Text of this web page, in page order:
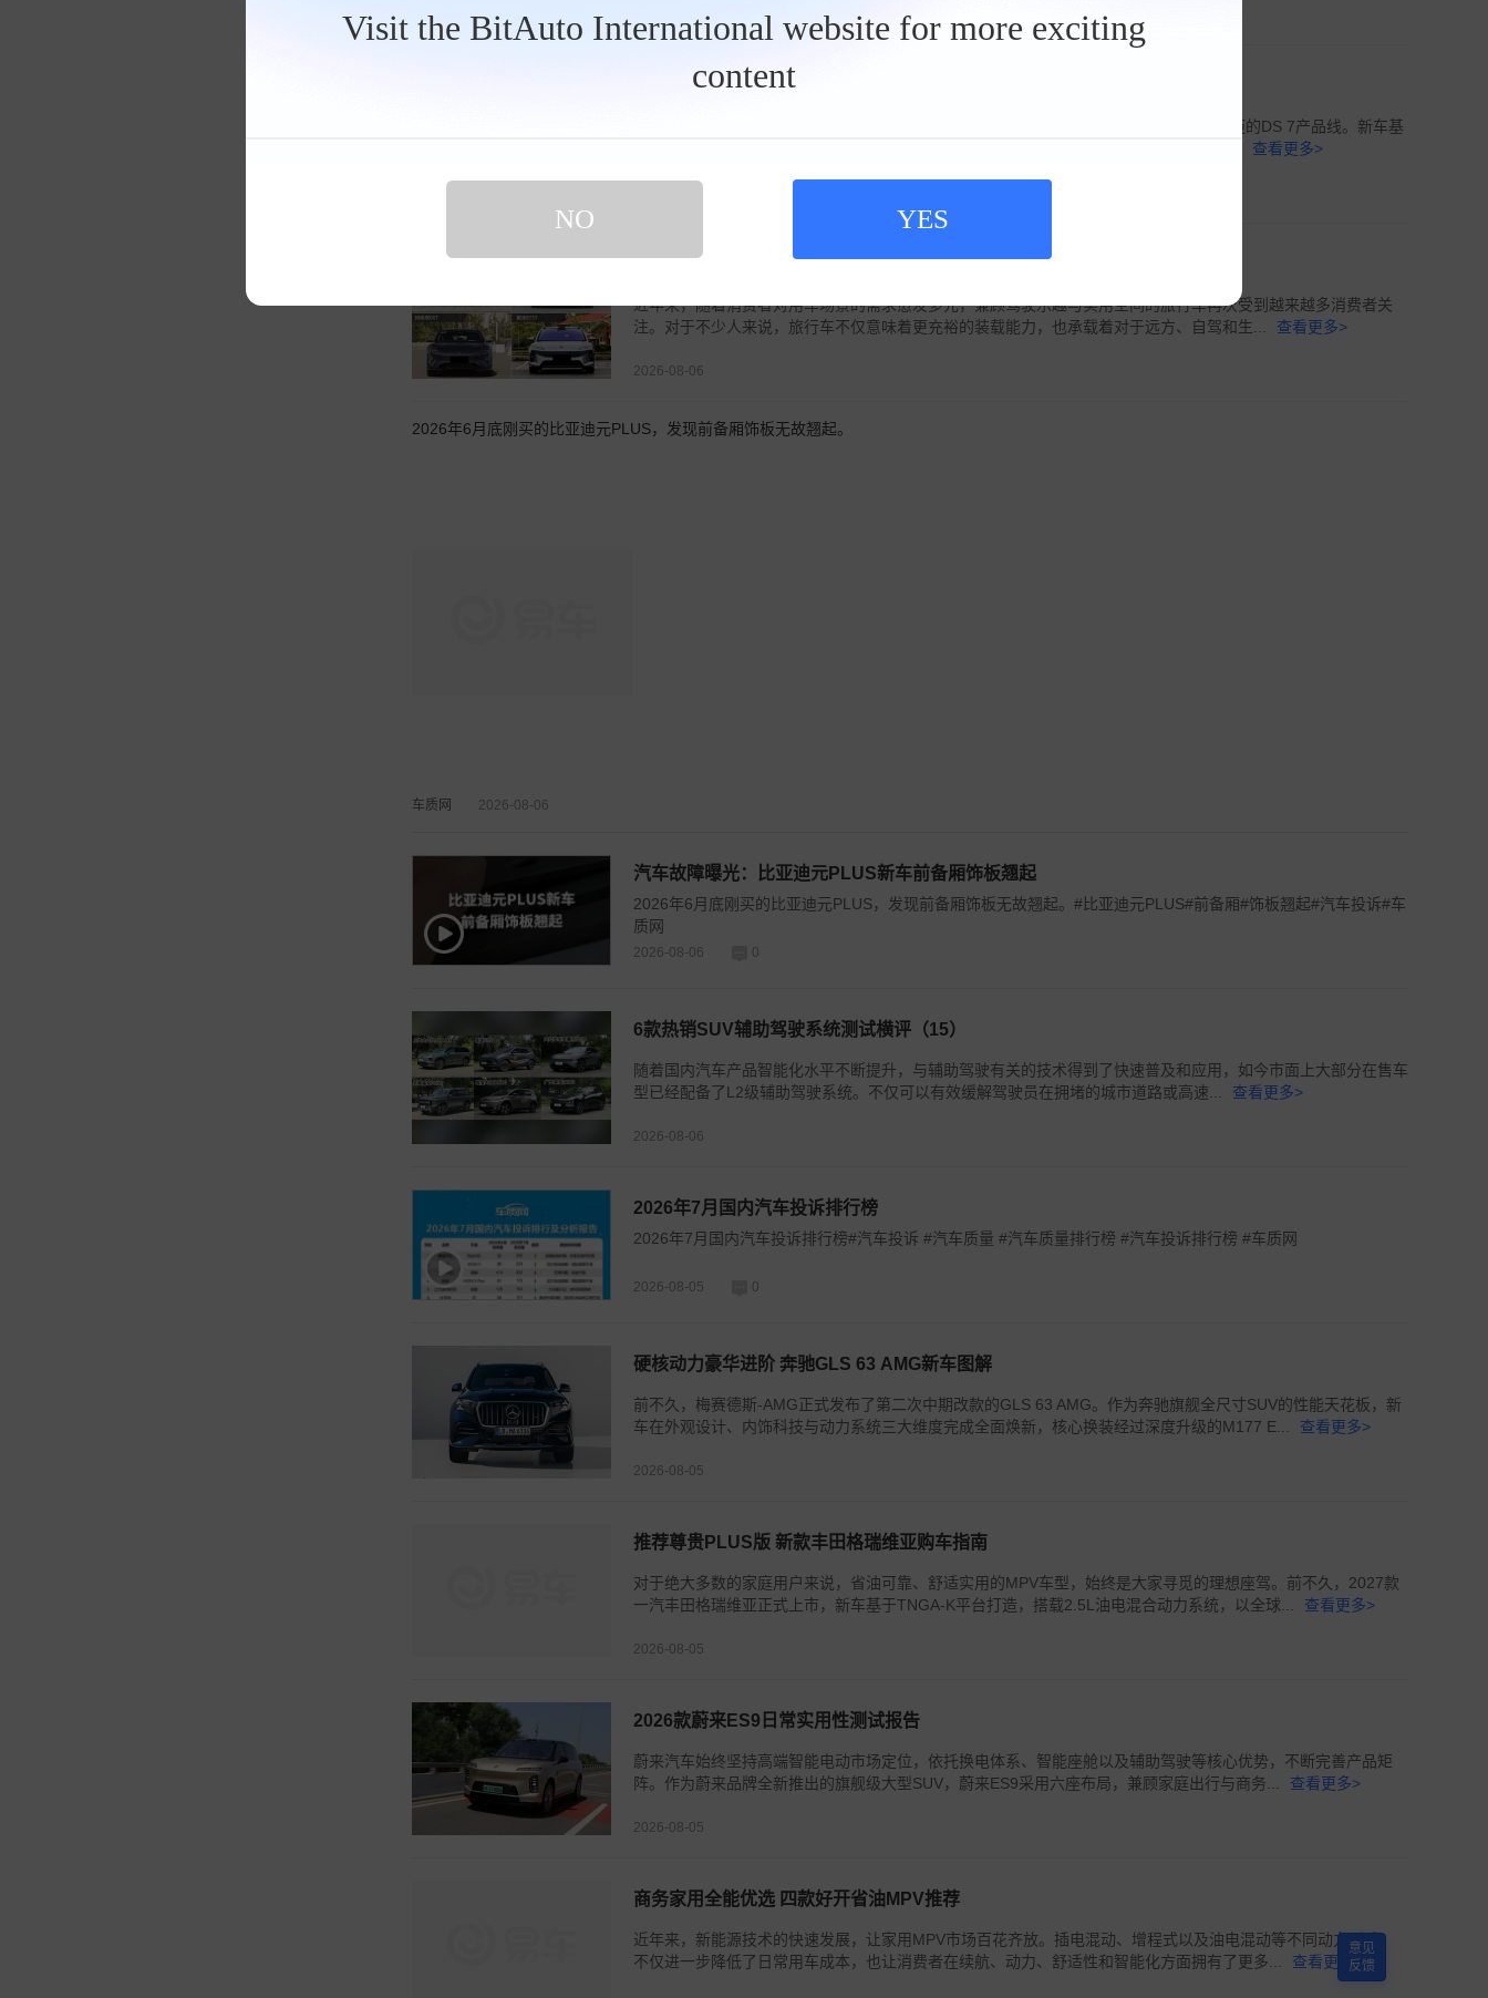
Visit the BitAuto International website for more exciting
content
NO YES
法式轻奢 DS N°7 E-Tense纯电版新车图解
作为法系豪华品牌DS Automobiles的全新力作，DS N°7 E-Tense未来将接替已经日渐老迈的DS 7产品线。新车基
查看更多>
满足你的诗和远方 四款纯电中型旅行车推荐
近年来，随着消费者对用车场景的需求愈发多元，兼顾驾驶乐趣与实用空间的旅行车再次受到越来越多消费者关
注。对于不少人来说，旅行车不仅意味着更充裕的装载能力，也承载着对于远方、自驾和生...
查看更多>
2026-08-06
2026年6月底刚买的比亚迪元PLUS，发现前备厢饰板无故翘起。
车质网 2026-08-06
汽车故障曝光：比亚迪元PLUS新车前备厢饰板翘起
2026年6月底刚买的比亚迪元PLUS，发现前备厢饰板无故翘起。#比亚迪元PLUS#前备厢#饰板翘起#汽车投诉#车
质网
2026-08-06 0
6款热销SUV辅助驾驶系统测试横评（15）
随着国内汽车产品智能化水平不断提升，与辅助驾驶有关的技术得到了快速普及和应用，如今市面上大部分在售车
型已经配备了L2级辅助驾驶系统。不仅可以有效缓解驾驶员在拥堵的城市道路或高速...
查看更多>
2026-08-06
2026年7月国内汽车投诉排行榜
2026年7月国内汽车投诉排行榜#汽车投诉 #汽车质量 #汽车质量排行榜 #汽车投诉排行榜 #车质网
2026-08-05 0
硬核动力豪华进阶 奔驰GLS 63 AMG新车图解
前不久，梅赛德斯-AMG正式发布了第二次中期改款的GLS 63 AMG。作为奔驰旗舰全尺寸SUV的性能天花板，新
车在外观设计、内饰科技与动力系统三大维度完成全面焕新，核心换装经过深度升级的M177 E...
查看更多>
2026-08-05
推荐尊贵PLUS版 新款丰田格瑞维亚购车指南
对于绝大多数的家庭用户来说，省油可靠、舒适实用的MPV车型，始终是大家寻觅的理想座驾。前不久，2027款
一汽丰田格瑞维亚正式上市，新车基于TNGA-K平台打造，搭载2.5L油电混合动力系统，以全球...
查看更多>
2026-08-05
2026款蔚来ES9日常实用性测试报告
蔚来汽车始终坚持高端智能电动市场定位，依托换电体系、智能座舱以及辅助驾驶等核心优势，不断完善产品矩
阵。作为蔚来品牌全新推出的旗舰级大型SUV，蔚来ES9采用六座布局，兼顾家庭出行与商务...
查看更多>
2026-08-05
商务家用全能优选 四款好开省油MPV推荐
近年来，新能源技术的快速发展，让家用MPV市场百花齐放。插电混动、增程式以及油电混动等不同动力形式，
不仅进一步降低了日常用车成本，也让消费者在续航、动力、舒适性和智能化方面拥有了更多...
查看更多>
意见
反馈